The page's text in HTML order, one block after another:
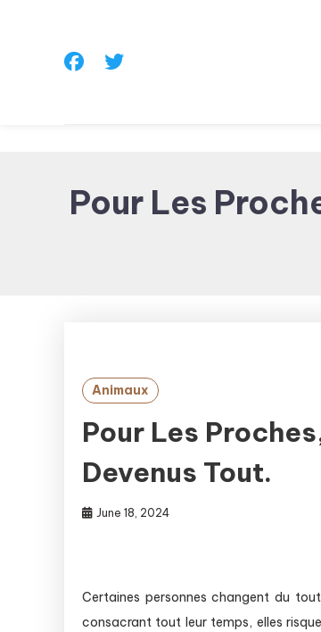
Pour Les
Animaux
Pour Les
Devenus Tout.
June 18, 2024
Certaines personnes changent du
consacrant tout leur temps, elles